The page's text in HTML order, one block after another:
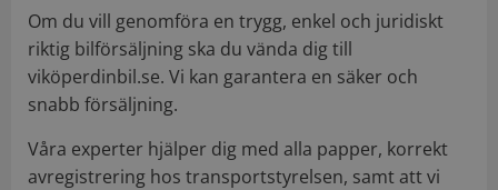
Om du vill genomföra en trygg, enkel och juridiskt
riktig bilförsäljning ska du vända dig till
viköperdinbil.se. Vi kan garantera en säker och
snabb försäljning.
Våra experter hjälper dig med alla papper, korrekt
avregistrering hos transportstyrelsen, samt att vi